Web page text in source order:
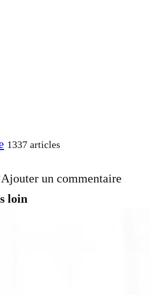
1337 articles
Ajouter un commentaire
loin